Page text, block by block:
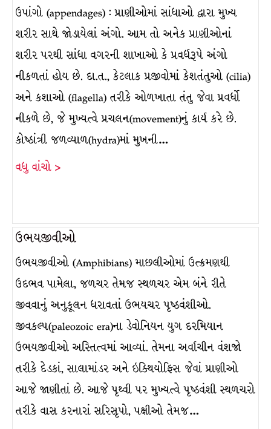
ઉપાંગો (appendages) : પ્રાણીઓમાં સાંધાઓ દ્વારા મુખ્ય
શરીર સાથે જોડાયેલાં અંગો. આમ તો અનેક પ્રાણીઓનાં
શરીર પરથી સાંધા વગરની શાખાઓ કે પ્રવર્ધરૂપે અંગો
નીકળતાં હોય છે. દા.ત., કેટલાક પ્રજીવોમાં કેશતંતુઓ (cilia)
અને કશાઓ (flagella) તરીકે ઓળખાતા તંતુ જેવા પ્રવર્ધો
નીકળે છે, જે મુખ્યત્વે પ્રચલન(movement)નું કાર્ય કરે છે.
કોષ્ઠાંત્રી જળવ્યાળ(hydra)માં મુખની…
વધુ વાંચો >
ઉભયજીવીઓ
ઉભયજીવીઓ (Amphibians) માછલીઓમાં ઉત્ક્રમણથી
ઉદભવ પામેલા, જળચર તેમજ સ્થળચર એમ બંને રીતે
જીવવાનું અનુકૂલન ધરાવતાં ઉભયચર પૃષ્ઠવંશીઓ.
જીવકલ્પ(paleozoic era)ના ડેવોનિયન યુગ દરમિયાન
ઉભયજીવીઓ અસ્તિત્વમાં આવ્યાં. તેમના અર્વાચીન વંશજો
તરીકે દેડકાં, સાલામાંડર અને ઇક્થિયોફિસ જેવાં પ્રાણીઓ
આજે જાણીતાં છે. આજે પૃથ્વી પર મુખ્યત્વે પૃષ્ઠવંશી સ્થળચરો
તરીકે વાસ કરનારાં સરિસૃપો, પક્ષીઓ તેમજ…